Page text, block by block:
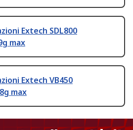
Extech SDL800
max
Extech VB450
max